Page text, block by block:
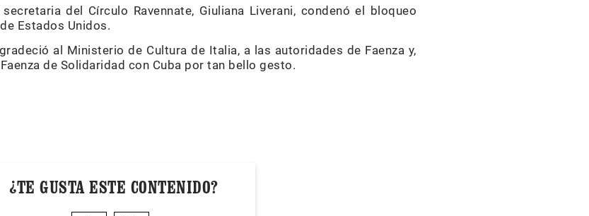
del Círculo Ravennate, Giuliana Liverani, condenó el bloqueo
Estados Unidos.
al Ministerio de Cultura de Italia, a las autoridades de Faenza y,
de Solidaridad con Cuba por tan bello gesto.
¿TE GUSTA ESTE CONTENIDO?